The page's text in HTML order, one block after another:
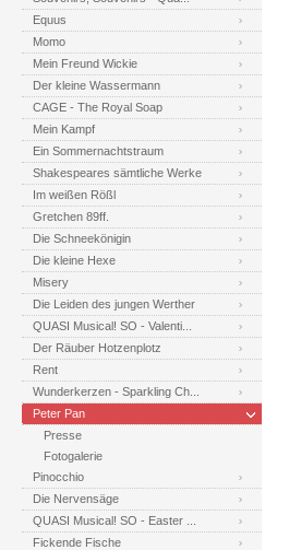
Equus
Momo
Mein Freund Wickie
Der kleine Wassermann
CAGE - The Royal Soap
Mein Kampf
Ein Sommernachtstraum
Shakespeares sämtliche Werke
Im weißen Rößl
Gretchen 89ff.
Die Schneekönigin
Die kleine Hexe
Misery
Die Leiden des jungen Werther
QUASI Musical! SO - Valenti...
Der Räuber Hotzenplotz
Rent
Wunderkerzen - Sparkling Ch...
Peter Pan
Presse
Fotogalerie
Pinocchio
Die Nervensäge
QUASI Musical! SO - Easter ...
Fickende Fische